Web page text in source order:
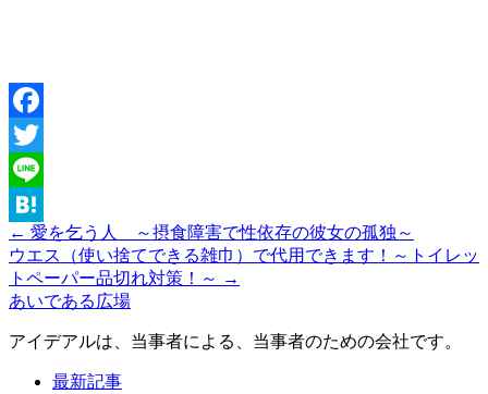
Facebook
Twitter
Line
Hatena
← 愛を乞う人 ～摂食障害で性依存の彼女の孤独～
ウエス（使い捨てできる雑巾）で代用できます！～トイレッ
トペーパー品切れ対策！～ →
あいである広場
アイデアルは、当事者による、当事者のための会社です。
最新記事